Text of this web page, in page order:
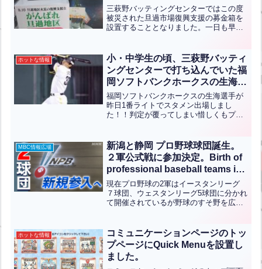
三萩野バッティングセンターではこの度
被災された旦過市場復興支援の募金箱を
設置することとなりました。一日も早い
ホットな情報
小・中学生の頃、三萩野バッティ
ングセンターで打ち込んでいた福
岡ソフトバンクホークスの生海選
手が昨日、一軍スタメンで出場し
ました！！”When he was in
elementary and middle school,
player Ikumi, who used to
practice at the Mihagino Batting
Center, made it into the starting
lineup for the first team
yesterday!”（英中翻訳）
福岡ソフトバンクホークスの生海選手が
昨日1番ライトでスタメン出場しまし
た！！判定が覆ってしまい惜しくもプロ
お客様及びスタッフ一同応援しています
ので頑張ってくださいね！！...全文はク
リック
MBC情報広場
新潟と静岡 プロ野球球団誕生。
２軍公式戦に参加決定。Birth of
professional baseball teams in
Niigata and Shizuoka(英中翻
訳）
現在プロ野球の2軍はイースタンリーグ
７球団、ウェスタンリーグ5球団に分かれ
て開催されているが野球のすそ野を広げ
新潟アルビレックスＢＣ」が▼ウエスタ
ン・リーグに静岡市を...全文はクリック
ホットな情報
コミュニケーションページのトッ
プページにQuick Menuを設置し
ました。